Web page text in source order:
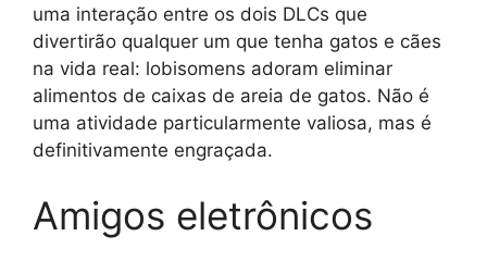
uma interação entre os dois DLCs que
divertirão qualquer um que tenha gatos e cães
na vida real: lobisomens adoram eliminar
alimentos de caixas de areia de gatos. Não é
uma atividade particularmente valiosa, mas é
definitivamente engraçada.
Amigos eletrônicos